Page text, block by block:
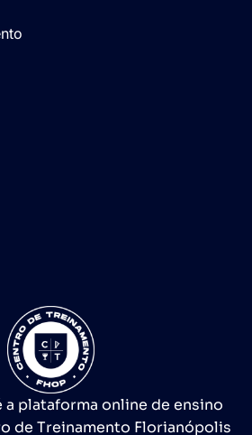
a plataforma online de ensino
de Treinamento Florianópolis